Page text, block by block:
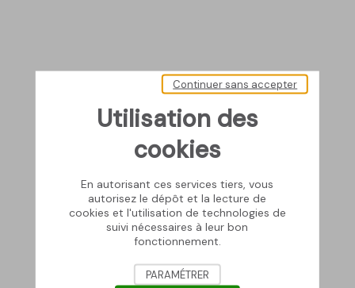
Utilisation des
cookies
En autorisant ces services tiers, vous
autorisez le dépôt et la lecture de
cookies et l'utilisation de technologies de
suivi nécessaires à leur bon
fonctionnement.
Continuer sans accepter
PARAMÉTRER